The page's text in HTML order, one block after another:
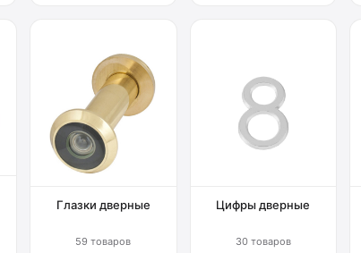
Глазки дверные
59 товаров
Цифры дверные
30 товаров